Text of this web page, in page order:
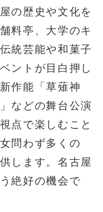
の歴史や文化を
料亭、大学のキ
統芸能や和菓子
ントが目白押し
作能「草薙神
などの舞台公演
点で楽しむこと
問わず多くの
します。名古屋
絶好の機会で